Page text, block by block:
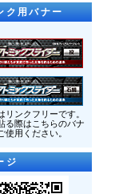
ク用バナー
リンクフリーです。
る際はこちらのバナ
使用ください。
ジ